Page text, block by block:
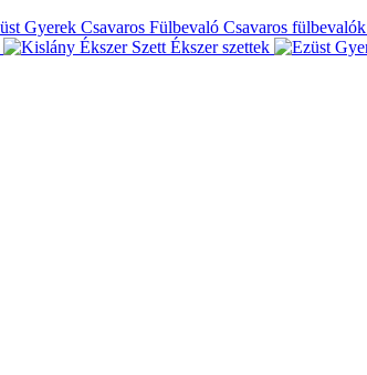
Csavaros fülbevalók
Ékszer szettek